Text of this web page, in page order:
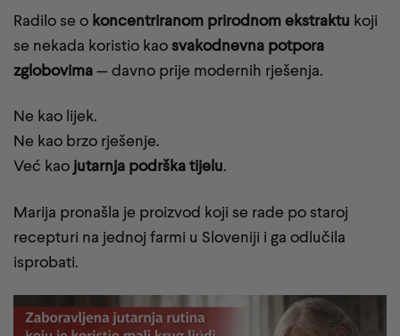
Radilo se o koncentriranom prirodnom ekstraktu koji
se nekada koristio kao svakodnevna potpora
zglobovima— davno prije modernih rješenja.
Ne kao lijek.
Ne kao brzo rješenje.
Već kao jutarnja podrška tijelu.
Marija pronašla je proizvod koji se rade po staroj
recepturi na jednoj farmi u Sloveniji i ga odlučila
isprobati.